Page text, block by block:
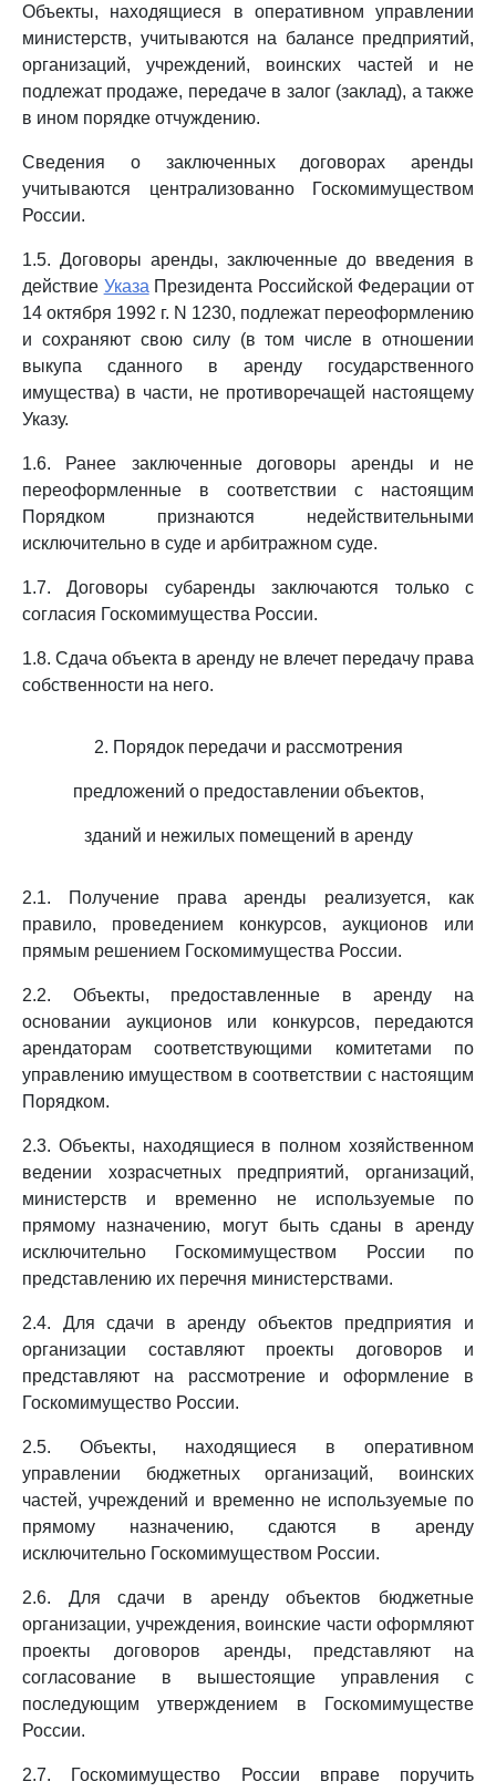
Объекты, находящиеся в оперативном управлении
министерств, учитываются на балансе предприятий,
организаций, учреждений, воинских частей и не
подлежат продаже, передаче в залог (заклад), а также
в ином порядке отчуждению.
Сведения о заключенных договорах аренды
учитываются централизованно Госкомимуществом
России.
1.5. Договоры аренды, заключенные до введения в
действие Указа Президента Российской Федерации от
14 октября 1992 г. N 1230, подлежат переоформлению
и сохраняют свою силу (в том числе в отношении
выкупа сданного в аренду государственного
имущества) в части, не противоречащей настоящему
Указу.
1.6. Ранее заключенные договоры аренды и не
переоформленные в соответствии с настоящим
Порядком признаются недействительными
исключительно в суде и арбитражном суде.
1.7. Договоры субаренды заключаются только с
согласия Госкомимущества России.
1.8. Сдача объекта в аренду не влечет передачу права
собственности на него.
2. Порядок передачи и рассмотрения
предложений о предоставлении объектов,
зданий и нежилых помещений в аренду
2.1. Получение права аренды реализуется, как
правило, проведением конкурсов, аукционов или
прямым решением Госкомимущества России.
2.2. Объекты, предоставленные в аренду на
основании аукционов или конкурсов, передаются
арендаторам соответствующими комитетами по
управлению имуществом в соответствии с настоящим
Порядком.
2.3. Объекты, находящиеся в полном хозяйственном
ведении хозрасчетных предприятий, организаций,
министерств и временно не используемые по
прямому назначению, могут быть сданы в аренду
исключительно Госкомимуществом России по
представлению их перечня министерствами.
2.4. Для сдачи в аренду объектов предприятия и
организации составляют проекты договоров и
представляют на рассмотрение и оформление в
Госкомимущество России.
2.5. Объекты, находящиеся в оперативном
управлении бюджетных организаций, воинских
частей, учреждений и временно не используемые по
прямому назначению, сдаются в аренду
исключительно Госкомимуществом России.
2.6. Для сдачи в аренду объектов бюджетные
организации, учреждения, воинские части оформляют
проекты договоров аренды, представляют на
согласование в вышестоящие управления с
последующим утверждением в Госкомимуществе
России.
2.7. Госкомимущество России вправе поручить